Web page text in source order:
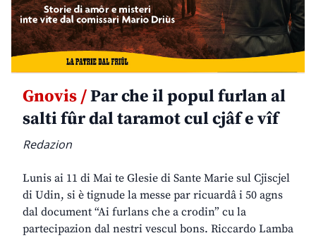
Gnovis /Par che il popul furlan al
salti fûr dal taramot cul cjâf e vîf
Redazion
Lunis ai 11 di Mai te Glesie di Sante Marie sul Cjiscjel
di Udin, si è tignude la messe par ricuardâ i 50 agns
dal document “Ai furlans che a crodin” cu la
partecipazion dal nestri vescul bons. Riccardo Lamba